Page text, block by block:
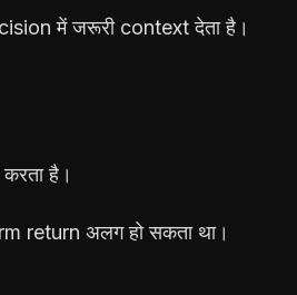
में जरूरी context देता है।
है।
return अलग हो सकता था।